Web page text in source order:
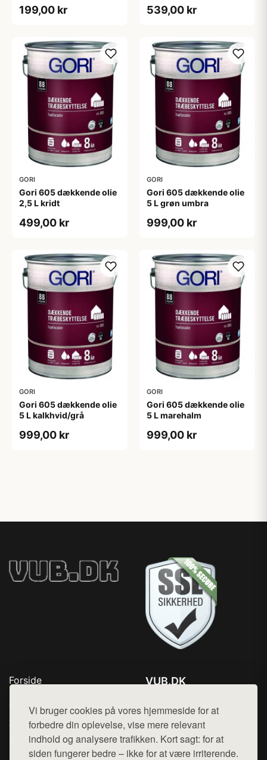
Vi bruger cookies på vores hjemmeside for at
forbedre din oplevelse, vise mere relevant
indhold og analysere trafikken. Kort sagt: for at
siden fungerer bedre – ikke for at være irriterende.
199,00 kr 539,00 kr
GORI
Gori 605 dækkende olie
2,5 L kridt
499,00 kr
GORI
Gori 605 dækkende olie
5 L grøn umbra
999,00 kr
GORI
Gori 605 dækkende olie
5 L kalkhvid/grå
999,00 kr
GORI
Gori 605 dækkende olie
5 L marehalm
999,00 kr
Forside
Top Rabatter
Jotun maling
Kontakt
VUB.DK
Mail: hej@want.dk
Cookie- og privatlivspolitik